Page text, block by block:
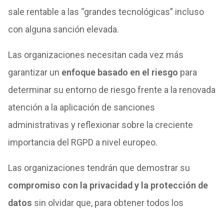
sale rentable a las “grandes tecnológicas” incluso
con alguna sanción elevada.
Las organizaciones necesitan cada vez más
garantizar un enfoque basado en el riesgo para
determinar su entorno de riesgo frente a la renovada
atención a la aplicación de sanciones
administrativas y reflexionar sobre la creciente
importancia del RGPD a nivel europeo.
Las organizaciones tendrán que demostrar su
compromiso con la privacidad y la protección de
datos sin olvidar que, para obtener todos los